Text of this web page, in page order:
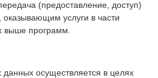
(предоставление, доступ)
оказывающим услуги в части
выше программ.
осуществляется в целях